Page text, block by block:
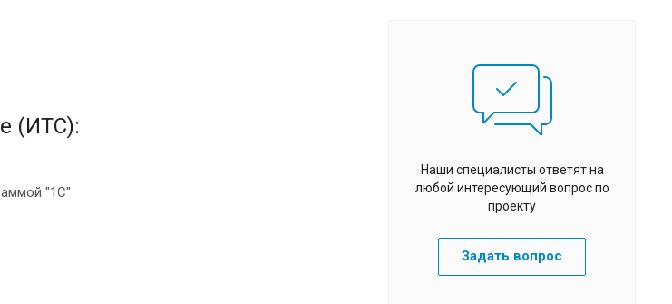
(ИТС):
"1С"
Наши специалисты ответят на
любой интересующий вопрос по
проекту
Задать вопрос